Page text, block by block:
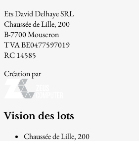
Ets David Delhaye SRL
Chaussée de Lille, 200
B-7700 Mouscron
TVA BE0477597019
RC 14585
Création par
Vision des lots
Chaussée de Lille, 200